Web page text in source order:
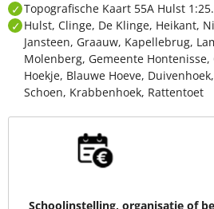
Topografische Kaart 55A Hulst
Hulst, Clinge, De Klinge, Heikant,
Jansteen, Graauw, Kapellebrug,
Molenberg, Gemeente Hontenisse,
Hoekje, Blauwe Hoeve,
Schoen, Krabbenhoek, Rattentoet
Schoolinstelling, organisatie of